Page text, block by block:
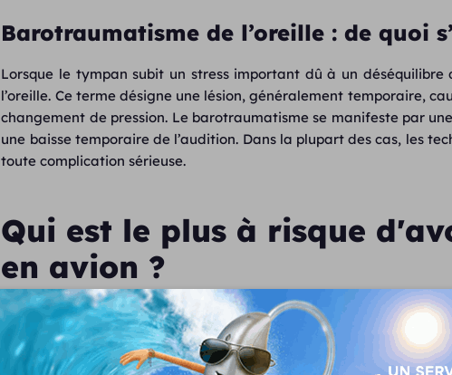
Barotraumatisme de l’oreille : de quoi
Lorsque le tympan subit un stress important dû à un déséquilibre
l’oreille. Ce terme désigne une lésion, généralement temporaire,
changement de pression. Le barotraumatisme se manifeste par
une baisse temporaire de l’audition. Dans la plupart des cas, les
toute complication sérieuse.
Qui est le plus à risque
en avion ?
Le barotraumatisme peut affecter tout le monde, mais certains
augmentent significativement le risque de douleur intense ou